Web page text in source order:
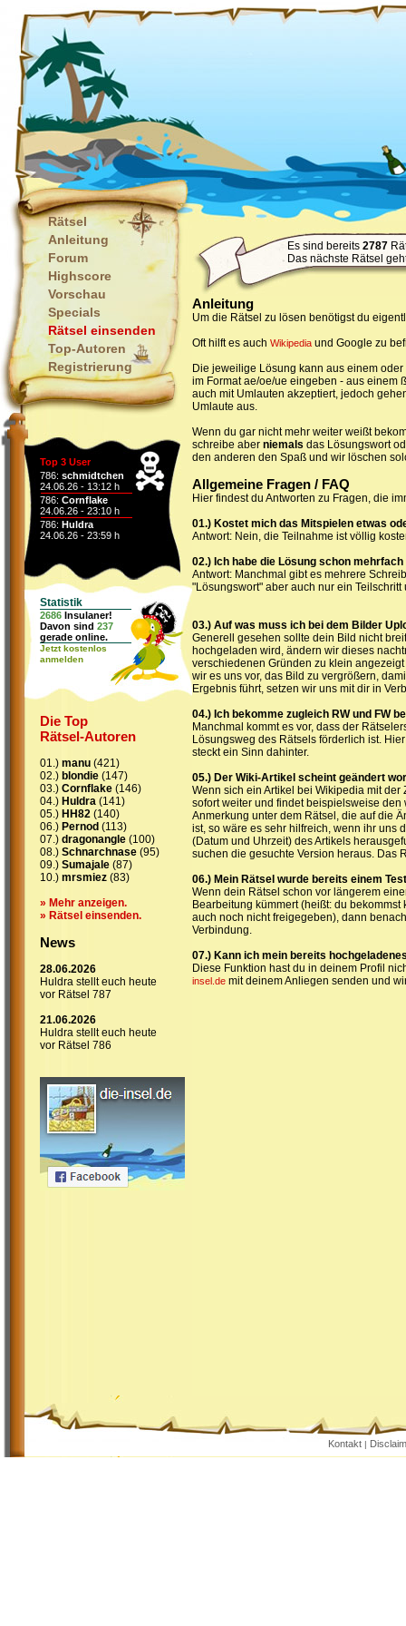
Rätsel
Anleitung
Forum
Highscore
Vorschau
Specials
Rätsel einsenden
Top-Autoren
Registrierung
Top 3 User
786: schmidtchen
24.06.26 - 13:12 h
786: Cornflake
24.06.26 - 23:10 h
786: Huldra
24.06.26 - 23:59 h
Statistik
2686 Insulaner!
Davon sind 237
gerade online.
Jetzt kostenlos
anmelden
Die Top
Rätsel-Autoren
01.) manu (421)
02.) blondie (147)
03.) Cornflake (146)
04.) Huldra (141)
05.) HH82 (140)
06.) Pernod (113)
07.) dragonangle (100)
08.) Schnarchnase (95)
09.) Sumajale (87)
10.) mrsmiez (83)
» Mehr anzeigen.
» Rätsel einsenden.
News
28.06.2026
Huldra stellt euch heute
vor Rätsel 787
21.06.2026
Huldra stellt euch heute
vor Rätsel 786
Es sind bereits 2787
Das nächste Rätsel
Anleitung
Um die Rätsel zu lösen benötigst du
Oft hilft es auch Wikipedia und Google zu
Die jeweilige Lösung kann aus einem
im Format ae/oe/ue eingeben - aus einem
auch mit Umlauten akzeptiert, jedoch
Umlaute aus.
Wenn du gar nicht mehr weiter weißt
schreibe aber niemals das Lösungswort
den anderen den Spaß und wir löschen
Allgemeine Fragen / FAQ
Hier findest du Antworten zu Fragen, die
01.) Kostet mich das Mitspielen etwas
Antwort: Nein, die Teilnahme ist völlig
02.) Ich habe die Lösung schon
Antwort: Manchmal gibt es mehrere
"Lösungswort" aber auch nur ein
03.) Auf was muss ich bei dem Bilder
Generell gesehen sollte dein Bild nicht
hochgeladen wird, ändern wir dieses
verschiedenen Gründen zu klein
wir es uns vor, das Bild zu vergrößern,
Ergebnis führt, setzen wir uns mit dir in
04.) Ich bekomme zugleich RW und FW
Manchmal kommt es vor, dass der
Lösungsweg des Rätsels förderlich ist.
steckt ein Sinn dahinter.
05.) Der Wiki-Artikel scheint geändert
Wenn sich ein Artikel bei Wikipedia mit
sofort weiter und findet beispielsweise
Anmerkung unter dem Rätsel, die auf die
ist, so wäre es sehr hilfreich, wenn ihr uns
(Datum und Uhrzeit) des Artikels
suchen die gesuchte Version heraus. Das
06.) Mein Rätsel wurde bereits einem
Wenn dein Rätsel schon vor längerem
Bearbeitung kümmert (heißt: du
auch noch nicht freigegeben), dann
Verbindung.
07.) Kann ich mein bereits
Diese Funktion hast du in deinem Profil
insel.de mit deinem Anliegen senden und
Kontakt |